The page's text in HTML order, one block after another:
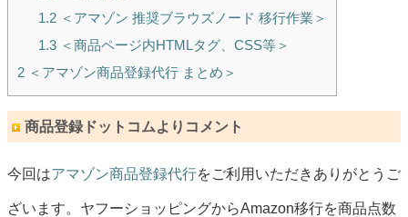
1.2＜アマゾン 推奨ブラウズノード 移行作業＞
1.3＜商品ページ内HTMLタグ、CSS等＞
2 ＜アマゾン商品登録代行 まとめ＞
商品登録ドットコムよりコメント
今回はアマゾン商品登録代行をご利用いただきありがとうご
ざいます。ヤフーショッピングからAmazon移行を商品点数